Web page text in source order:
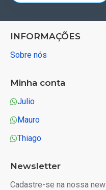
INFORMAÇÕES
Sobre nós
Minha conta
Julio
Mauro
Thiago
Newsletter
Cadastre-se na nossa